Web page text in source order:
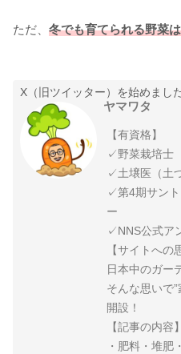
ただ、 冬でも育てられる野菜
X（旧ツイッター）を始めまし
ヤマワタ
【有資格】
✓野菜栽培士
✓土壌医（土
✓第4期サン
ー
✓NNS公式ア
【サイトへの
日本中のガー
そんな思いで
開設！
【記事の内容】
・肥料・堆肥